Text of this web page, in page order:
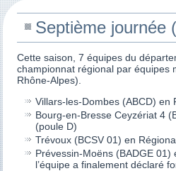
Septième journée
Cette saison, 7 équipes du
championnat régional par équipes
Rhône-Alpes).
Villars-les-Dombes (ABCD) en
Bourg-en-Bresse Ceyzériat 4
(poule D)
Trévoux (BCSV 01) en
Prévessin-Moëns (BADGE
l’équipe a finalement déclaré